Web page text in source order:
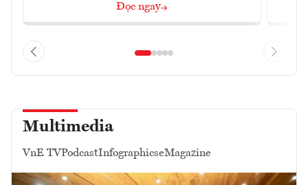
Đọc ngay
Multimedia
VnE TVPodcastInfographicseMagazine